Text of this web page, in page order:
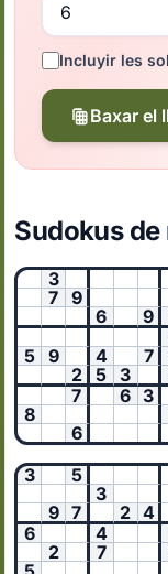
Incluyir les
Baxar el
Sudokus
3
7 9
6
9
5
9 4 7
2
5 3
7
6 3
8
6
3
5
3
9 7 2 4
6
4
2
7